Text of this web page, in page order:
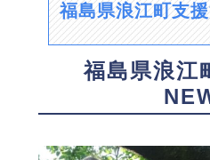
福島県浪江町支
福島県浪江